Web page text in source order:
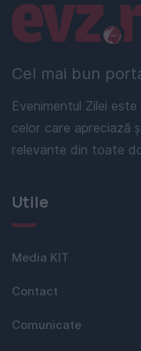
Cel mai bun
Evenimentul Zilei
celor care apreciază
relevante din toate
Linkuri utile
Utile
Media KIT
Contact
Comunicate